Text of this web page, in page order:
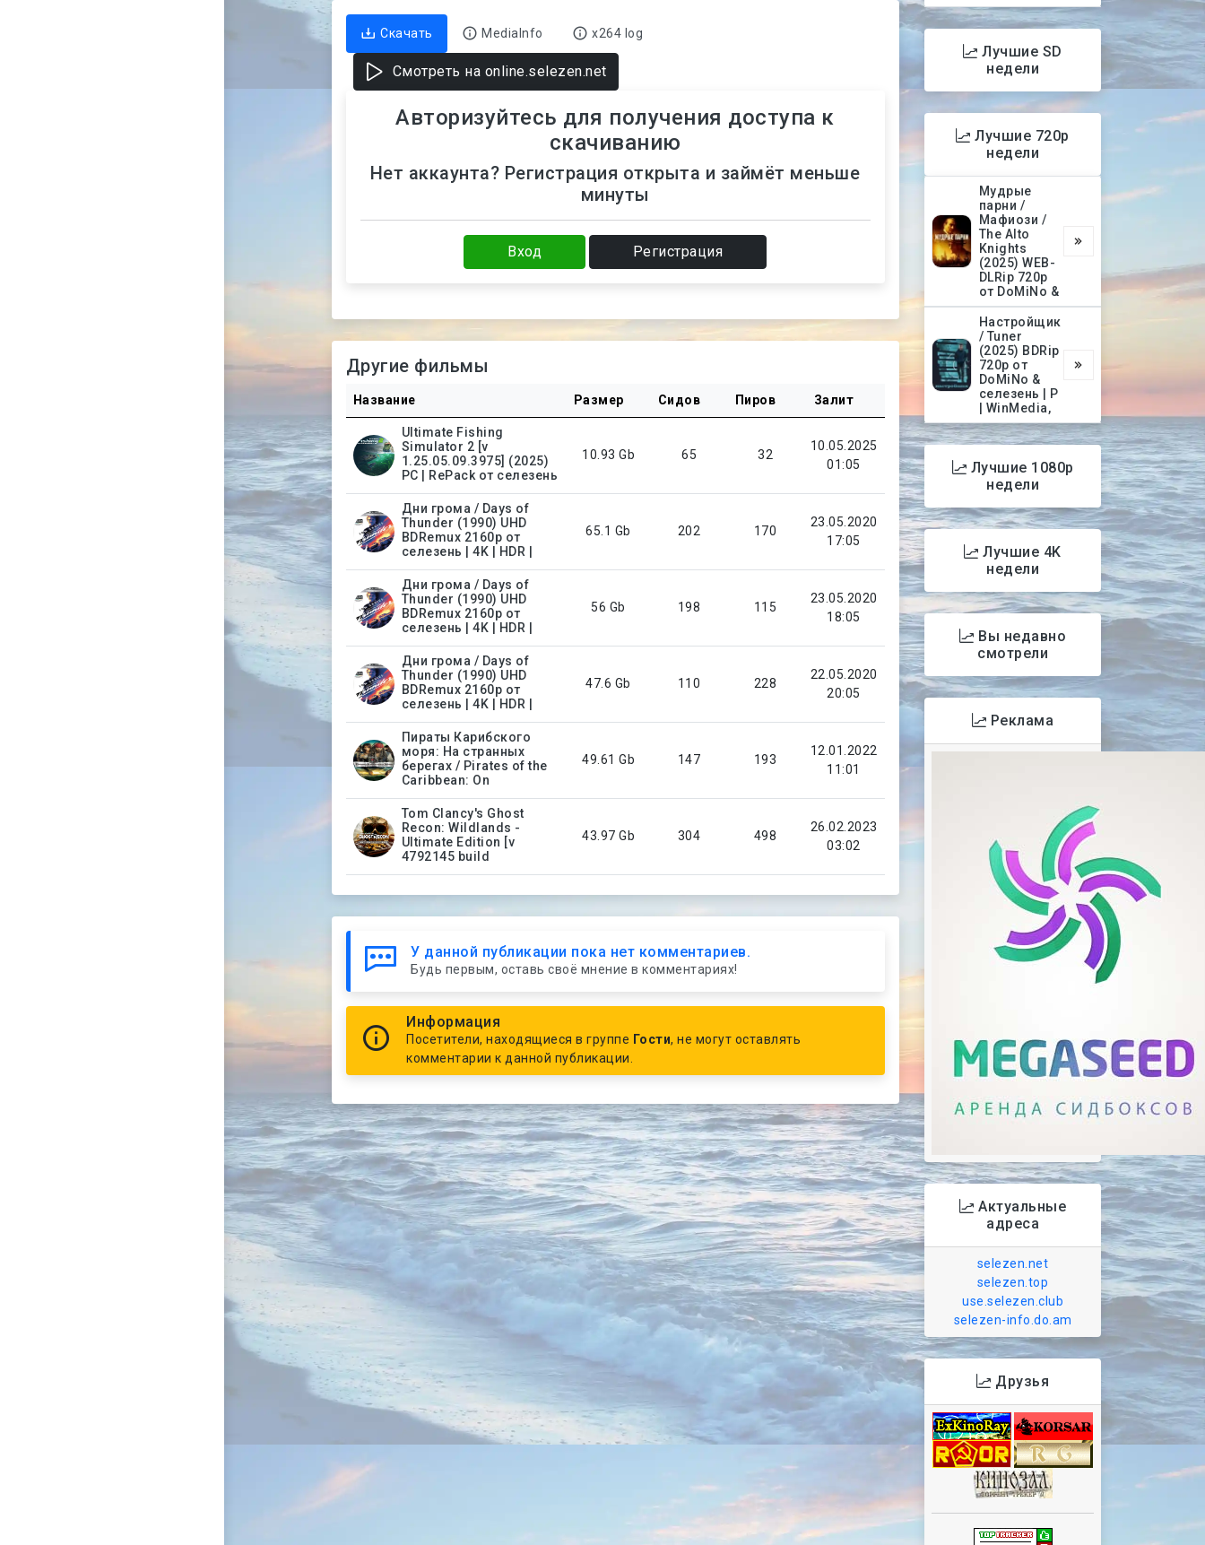
Скачать MediaInfo x264 log
Смотреть на online.selezen.net
Авторизуйтесь для получения доступа к
скачиванию
Нет аккаунта? Регистрация открыта и займёт меньше
минуты
Вход Регистрация
Другие фильмы
Название Размер Сидов Пиров Залит
Ultimate Fishing
Simulator 2 [v
1.25.05.09.3975] (2025)
PC | RePack от селезень
10.93 Gb 65 32
10.05.2025
01:05
Дни грома / Days of
Thunder (1990) UHD
BDRemux 2160p от
селезень | 4K | HDR |
65.1 Gb 202 170
23.05.2020
17:05
Дни грома / Days of
Thunder (1990) UHD
BDRemux 2160p от
селезень | 4K | HDR |
56 Gb 198 115
23.05.2020
18:05
Дни грома / Days of
Thunder (1990) UHD
BDRemux 2160p от
селезень | 4K | HDR |
47.6 Gb 110 228
22.05.2020
20:05
Пираты Карибского
моря: На странных
берегах / Pirates of the
Caribbean: On
49.61 Gb 147 193
12.01.2022
11:01
Tom Clancy's Ghost
Recon: Wildlands -
Ultimate Edition [v
4792145 build
43.97 Gb 304 498
26.02.2023
03:02
У данной публикации пока нет комментариев.
Будь первым, оставь своё мнение в комментариях!
Информация
Посетители, находящиеся в группе Гости, не могут оставлять
комментарии к данной публикации.
Лучшие SD
недели
Лучшие 720p
недели
Мудрые
парни /
Мафиози /
The Alto
Knights
(2025) WEB-
DLRip 720p
от DoMiNo &
Настройщик
/ Tuner
(2025) BDRip
720p от
DoMiNo &
селезень | P
| WinMedia,
Лучшие 1080p
недели
Лучшие 4K
недели
Вы недавно
смотрели
Реклама
Актуальные
адреса
selezen.net
selezen.top
use.selezen.club
selezen-info.do.am
Друзья